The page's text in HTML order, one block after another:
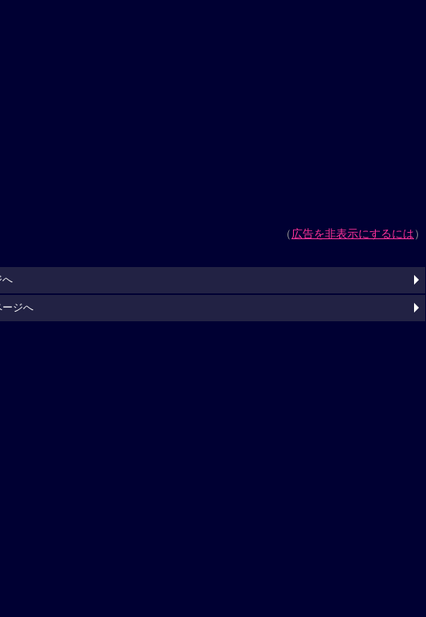
（広告を非表示にするには）
へ
ージへ